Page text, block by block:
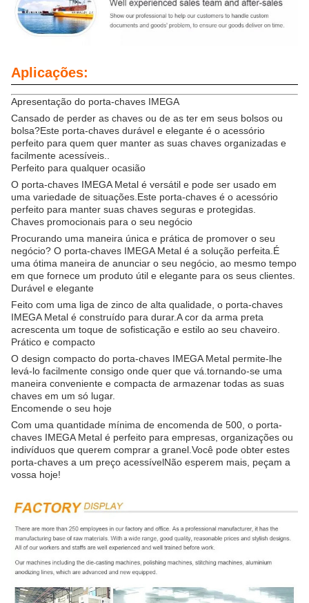
Aplicações:
Apresentação do porta-chaves IMEGA
Cansado de perder as chaves ou de as ter em seus bolsos ou
bolsa?Este porta-chaves durável e elegante é o acessório
perfeito para quem quer manter as suas chaves organizadas e
facilmente acessíveis..
Perfeito para qualquer ocasião
O porta-chaves IMEGA Metal é versátil e pode ser usado em
uma variedade de situações.Este porta-chaves é o acessório
perfeito para manter suas chaves seguras e protegidas.
Chaves promocionais para o seu negócio
Procurando uma maneira única e prática de promover o seu
negócio? O porta-chaves IMEGA Metal é a solução perfeita.É
uma ótima maneira de anunciar o seu negócio, ao mesmo tempo
em que fornece um produto útil e elegante para os seus clientes.
Durável e elegante
Feito com uma liga de zinco de alta qualidade, o porta-chaves
IMEGA Metal é construído para durar.A cor da arma preta
acrescenta um toque de sofisticação e estilo ao seu chaveiro.
Prático e compacto
O design compacto do porta-chaves IMEGA Metal permite-lhe
levá-lo facilmente consigo onde quer que vá.tornando-se uma
maneira conveniente e compacta de armazenar todas as suas
chaves em um só lugar.
Encomende o seu hoje
Com uma quantidade mínima de encomenda de 500, o porta-
chaves IMEGA Metal é perfeito para empresas, organizações ou
indivíduos que querem comprar a granel.Você pode obter estes
porta-chaves a um preço acessívelNão esperem mais, peçam a
vossa hoje!